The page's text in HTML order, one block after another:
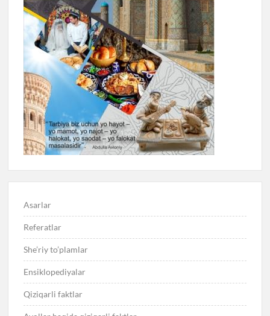
Asarlar
Referatlar
She’riy to’plamlar
Ensiklopediyalar
Qiziqarli faktlar